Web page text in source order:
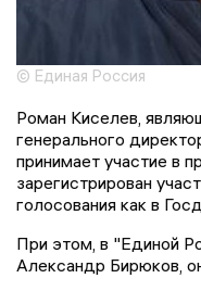
© Единая Россия
Роман Киселев,
генерального
принимает участие в
зарегистрирован
голосования как в
При этом, в "Единой
Александр Бирюков,